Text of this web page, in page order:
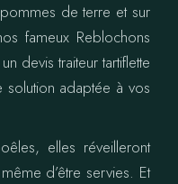
de terre et sur
fameux Reblochons
devis traiteur tartiflette
adaptée à vos
elles réveilleront
d’être servies. Et